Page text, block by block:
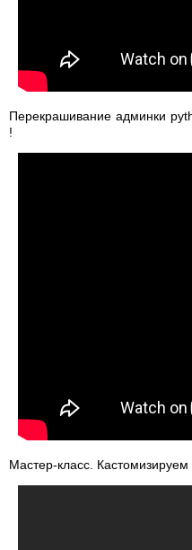
Перекрашивание админки
!
Мастер-класс.